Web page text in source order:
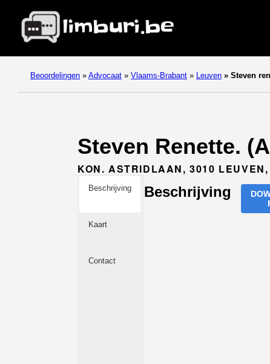
Beoordelingen » Advocaat » Vlaams-Brabant » Leuven » Steven
Steven Renette.
KON. ASTRIDLAAN, 3010
Beschrijving
Kaart
Contact
Beschrijving